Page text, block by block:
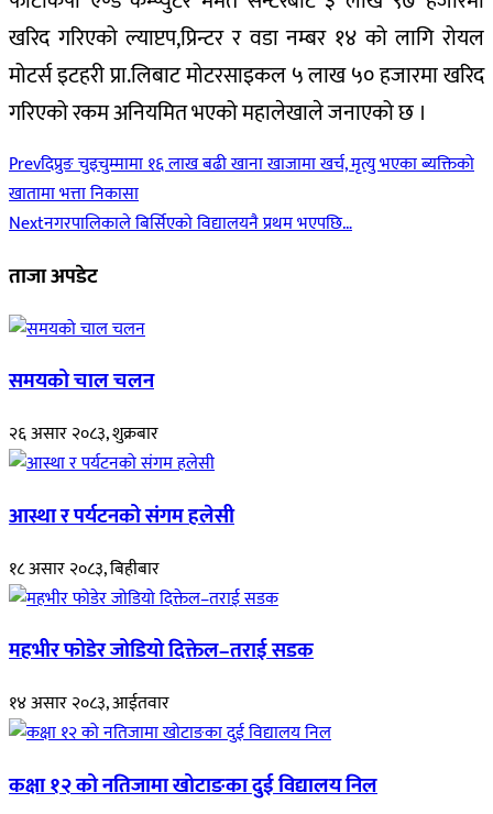
खरिद गरिएको ल्याप्टप,प्रिन्टर र वडा नम्बर १४ को लागि रोयल
मोटर्स इटहरी प्रा.लिबाट मोटरसाइकल ५ लाख ५० हजारमा खरिद
गरिएको रकम अनियमित भएको महालेखाले जनाएको छ ।
Prevदिप्रुङ चुइचुम्मामा १६ लाख बढी खाना खाजामा खर्च, मृत्यु भएका ब्यक्तिको
खातामा भत्ता निकासा
Nextनगरपालिकाले बिर्सिएको विद्यालयनै प्रथम भएपछि…
ताजा अपडेट
समयको चाल चलन
२६ असार २०८३, शुक्रबार
आस्था र पर्यटनको संगम हलेसी
१८ असार २०८३, बिहीबार
महभीर फोडेर जोडियो दिक्तेल–तराई सडक
१४ असार २०८३, आईतवार
कक्षा १२ को नतिजामा खोटाङका दुई विद्यालय निल